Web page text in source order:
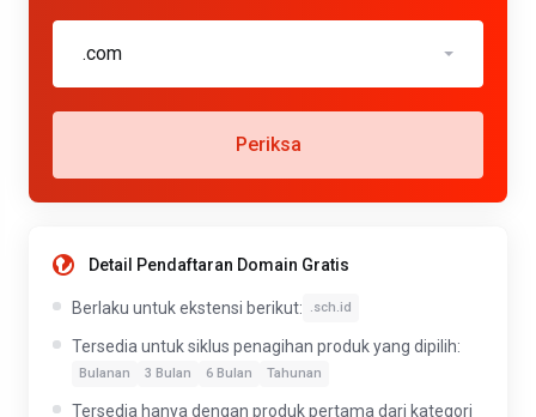
.com
Periksa
Detail Pendaftaran Domain Gratis
Berlaku untuk ekstensi berikut: .sch.id
Tersedia untuk siklus penagihan produk yang dipilih:
Bulanan 3 Bulan 6 Bulan Tahunan
Tersedia hanya dengan produk pertama dari kategori